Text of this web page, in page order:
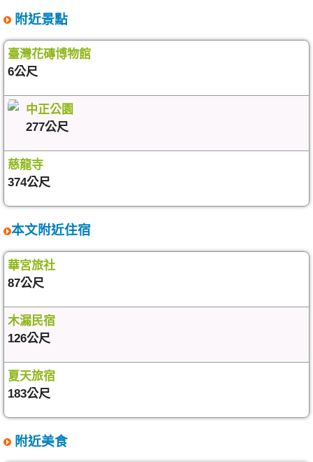
附近景點
臺灣花磚博物館
6公尺
中正公園
277公尺
慈龍寺
374公尺
本文附近住宿
華宮旅社
87公尺
木漏民宿
126公尺
夏天旅宿
183公尺
附近美食